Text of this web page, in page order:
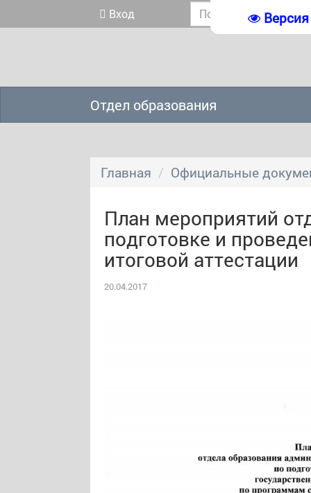
Вход
Отдел образования
Главная Официальные
План мероприятий
подготовке и
итоговой аттестации
20.04.2017